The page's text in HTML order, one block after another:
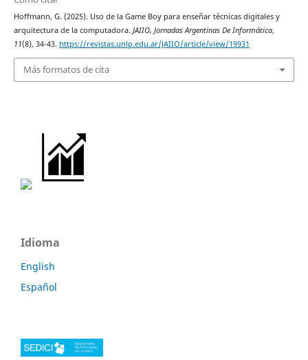
Hoffmann, G. (2025). Uso de la Game Boy para ense˜nar t´ecnicas digitales y
arquitectura de la computadora. JAIIO, Jornadas Argentinas De Informática,
11(8), 34-43. https://revistas.unlp.edu.ar/JAIIO/article/view/19931
Más formatos de cita
Idioma
English
Español